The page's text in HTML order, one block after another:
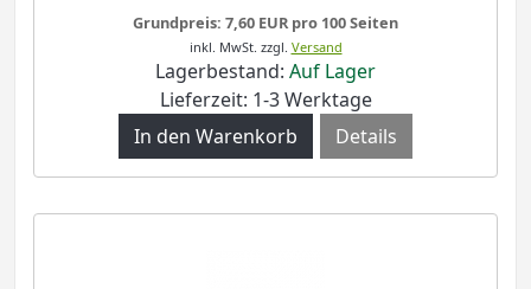
Grundpreis: 7,60 EUR pro 100 Seiten
inkl. MwSt. zzgl. Versand
Lagerbestand: Auf Lager
Lieferzeit: 1-3 Werktage
Details